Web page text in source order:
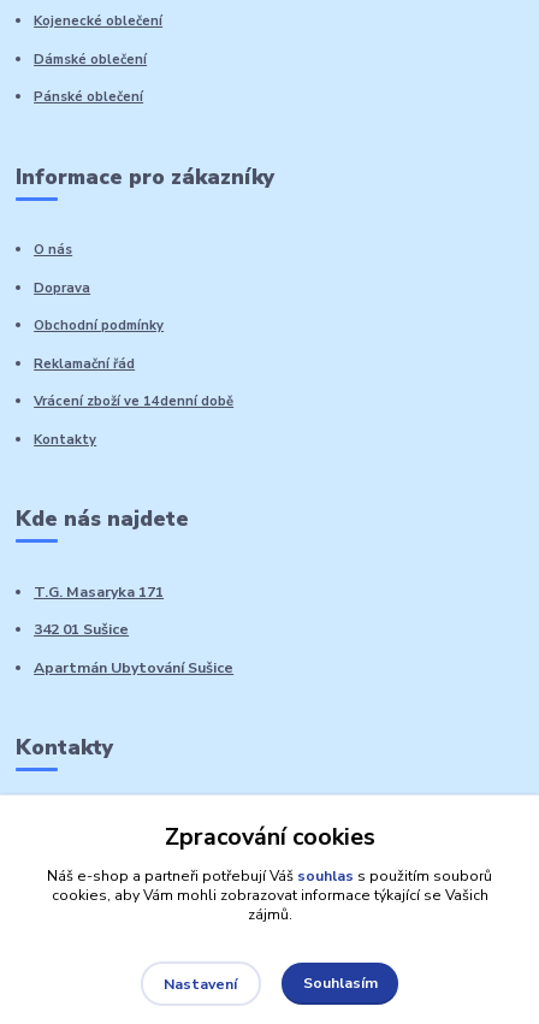
Kojenecké oblečení
Dámské oblečení
Pánské oblečení
Informace pro zákazníky
O nás
Doprava
Obchodní podmínky
Reklamační řád
Vrácení zboží ve 14denní době
Kontakty
Kde nás najdete
T.G. Masaryka 171
342 01 Sušice
Apartmán Ubytování Sušice
Kontakty
Zpracování cookies
Náš e-shop a partneři potřebují Váš souhlas s použitím souborů
cookies, aby Vám mohli zobrazovat informace týkající se Vašich
zájmů.
Nastavení Souhlasím